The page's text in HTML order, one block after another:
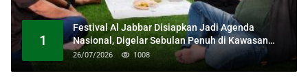
1
Festival Al Jabbar Disiapkan Jadi Agenda
Nasional, Digelar Sebulan Penuh di Kawasan
Masjid Raya Al Jabbar
26/07/2026 1008